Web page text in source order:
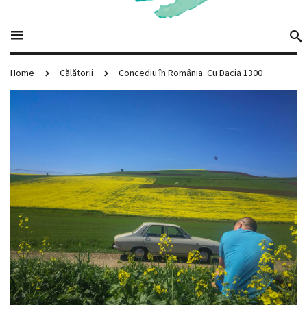
Home Călătorii Concediu în România. Cu Dacia 1300